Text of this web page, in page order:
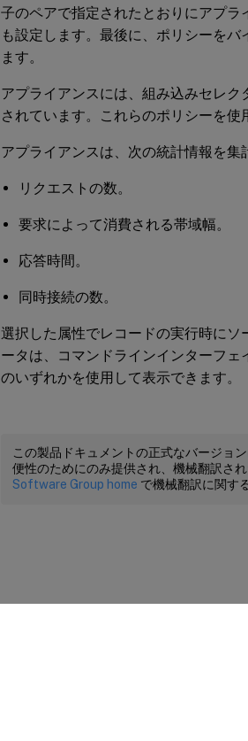
子のペアで指定されたとおりにアプ
も設定します。最後に、ポリシーを
ます。
アプライアンスには、組み込みセレ
されています。これらのポリシーを使
アプライアンスは、次の統計情報を集
リクエストの数。
要求によって消費される帯域幅。
応答時間。
同時接続の数。
選択した属性でレコードの実行時に
ータは、コマンドラインインターフ
のいずれかを使用して表示できます。
この製品ドキュメントの正式なバージョ
便性のためにのみ提供され、機械翻訳さ
Software Group home で機械翻訳に関す